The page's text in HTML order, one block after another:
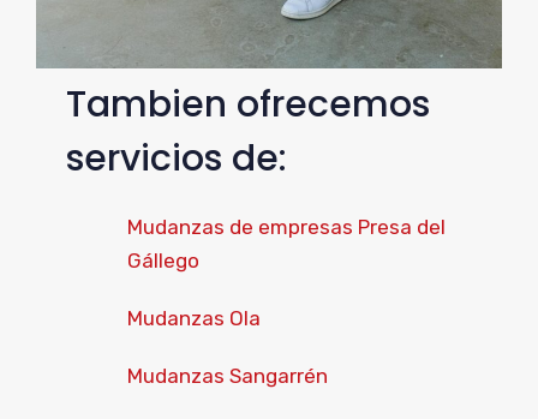
Tambien ofrecemos
servicios de:
Mudanzas de empresas Presa del
Gállego
Mudanzas Ola
Mudanzas Sangarrén